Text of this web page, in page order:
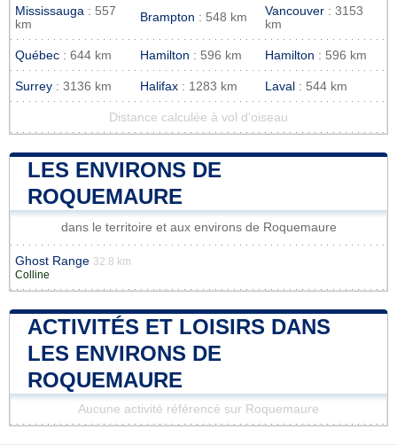
Mississauga : 557
km
Brampton : 548 km Vancouver : 3153
km
Québec : 644 km Hamilton : 596 km Hamilton : 596 km
Surrey : 3136 km Halifax : 1283 km Laval : 544 km
Distance calculée à vol d'oiseau
LES ENVIRONS DE
ROQUEMAURE
dans le territoire et aux environs de Roquemaure
Ghost Range 32.8 km
Colline
ACTIVITÉS ET LOISIRS DANS
LES ENVIRONS DE
ROQUEMAURE
Aucune activité référencé sur Roquemaure